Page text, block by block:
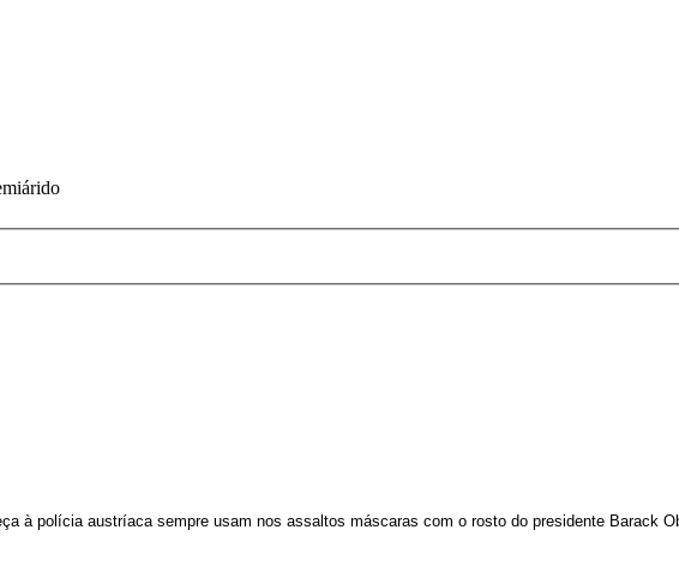
à polícia austríaca sempre usam nos assaltos máscaras com o rosto do presidente Barack